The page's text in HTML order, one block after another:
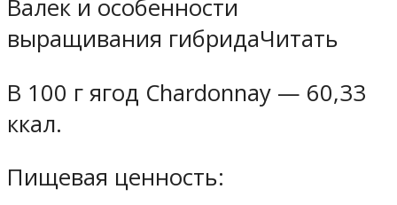
Валек и особенности
выращивания гибридаЧитать
В 100 г ягод Chardonnay — 60,33
ккал.
Пищевая ценность: